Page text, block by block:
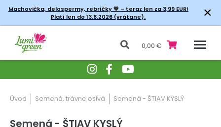
Machovička, delospermy, rebríčky💚 – teraz len za 3,99 EUR!
Platí len do 13.8.2026 (vrátane).
×
0,00 €
Úvod Semená, trávne osivá Semená - ŠTIAV KYSLÝ
Semená - ŠTIAV KYSLÝ